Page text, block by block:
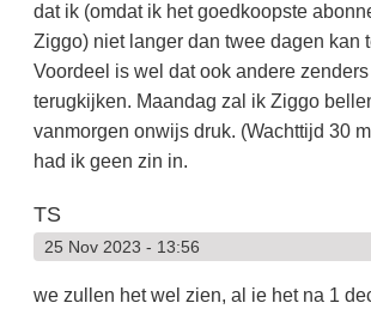
dat ik (omdat ik het goedkoopste
Ziggo) niet langer dan twee dagen kan
Voordeel is wel dat ook andere
terugkijken. Maandag zal ik Ziggo
vanmorgen onwijs druk. (Wachttijd 30
had ik geen zin in.
TS
25 Nov 2023 - 13:56
we zullen het wel zien, al ie het na 1